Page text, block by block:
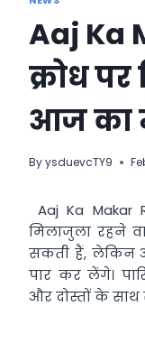
Aaj Ka
क्रोध
आज का
ByysduevcTY9
Aaj Ka
मिलाजुला रहने
सकती हैं, लेकिन
पार कर लेंगे।
और दोस्तों के